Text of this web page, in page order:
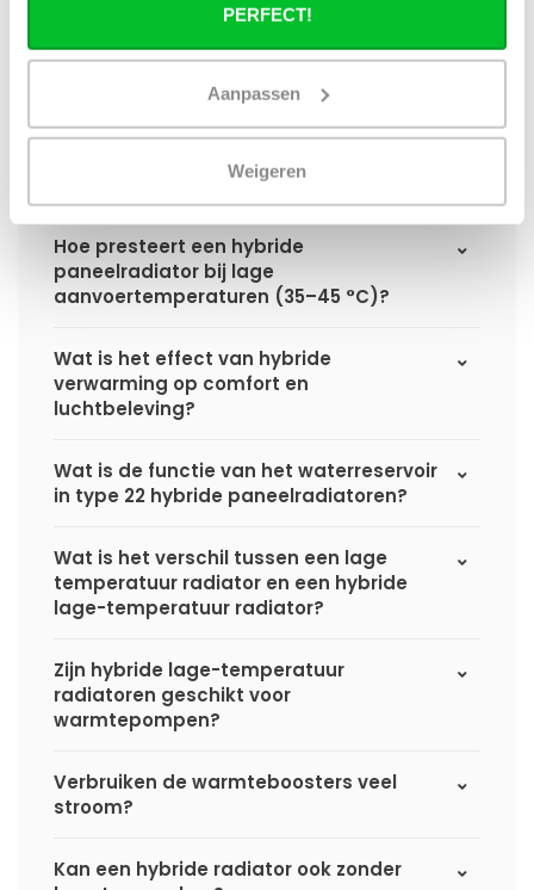
PERFECT!
Aanpassen
Weigeren
Wat is het voordeel van geïntegreerde
radiatorventilatoren?
Waarom is een hybride paneelradiator
technisch geen convector?
Hoe presteert een hybride
paneelradiator bij lage
aanvoertemperaturen (35–45 °C)?
Wat is het effect van hybride
verwarming op comfort en
luchtbeleving?
Wat is de functie van het waterreservoir
in type 22 hybride paneelradiatoren?
Wat is het verschil tussen een lage
temperatuur radiator en een hybride
lage-temperatuur radiator?
Zijn hybride lage-temperatuur
radiatoren geschikt voor
warmtepompen?
Verbruiken de warmteboosters veel
stroom?
Kan een hybride radiator ook zonder